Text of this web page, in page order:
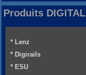
Produits DIGITAL
* Lenz
* Digirails
* ESU